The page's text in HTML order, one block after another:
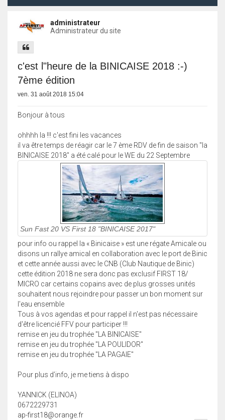
administrateur
Administrateur du site
c'est l"heure de la BINICAISE 2018 :-)
7ème édition
ven. 31 août 2018 15:04
Bonjour à tous
ohhhh la !!! c'est fini les vacances
il va être temps de réagir car le 7 ème RDV de fin de saison "la
BINICAISE 2018" a été calé pour le WE du 22 Septembre
Sun Fast 20 VS First 18 "BINICAISE 2017"
pour info ou rappel la « Binicaise » est une régate Amicale ou
disons un rallye amical en collaboration avec le port de Binic
et cette année aussi avec le CNB (Club Nautique de Binic)
cette édition 2018 ne sera donc pas exclusif FIRST 18/
MICRO car certains copains avec de plus grosses unités
souhaitent nous rejoindre pour passer un bon moment sur
l'eau ensemble
Tous à vos agendas et pour rappel il n'est pas nécessaire
d'être licencié FFV pour participer !!!
remise en jeu du trophée "LA BINICAISE"
remise en jeu du trophée "LA POULIDOR"
remise en jeu du trophée "LA PAGAIE"
Pour plus d’info, je me tiens à dispo
YANNICK (ELINOA)
0672229731
ap-first18@orange.fr